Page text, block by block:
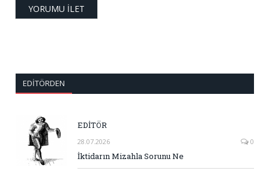
EDITÖRDEN
EDİTÖR
28.07.2026 0
İktidarın Mizahla Sorunu Ne